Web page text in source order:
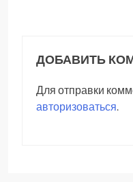
ДОБАВИТЬ
Для отправки
авторизоваться.